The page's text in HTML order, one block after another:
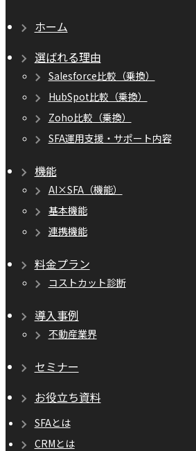
ホーム
選ばれる理由
Salesforce比較（乗換）
HubSpot比較（乗換）
Zoho比較（乗換）
SFA運用支援・サポート内容
機能
AI×SFA（機能）
基本機能
連携機能
料金プラン
コストカット診断
導入事例
不動産業界
セミナー
お役立ち資料
SFAとは
CRMとは